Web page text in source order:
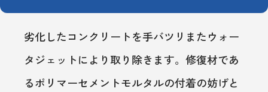
劣化したコンクリートを手バツリまたウォー
タジェットにより取り除きます。修復材であ
るポリマーセメントモルタルの付着の妨げと